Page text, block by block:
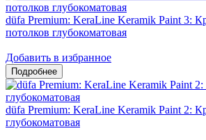
düfa Premium: KeraLine Keramik Paint 3:
потолков глубокоматовая
Добавить в избранное
düfa Premium: KeraLine Keramik Paint 2:
глубокоматовая